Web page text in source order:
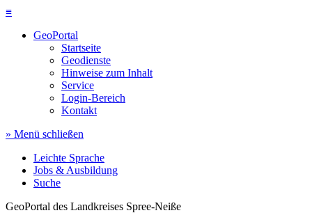
≡
GeoPortal
Startseite
Geodienste
Hinweise zum Inhalt
Service
Login-Bereich
Kontakt
» Menü schließen
Leichte Sprache
Jobs & Ausbildung
Suche
GeoPortal des Landkreises Spree-Neiße